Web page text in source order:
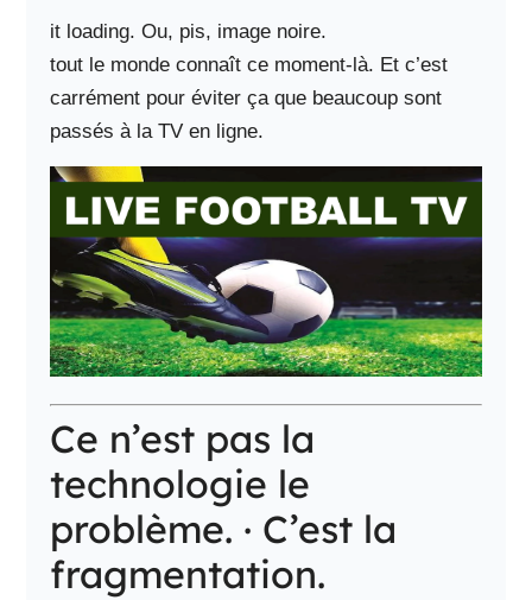
it loading. Ou, pis, image noire.
tout le monde connaît ce moment-là. Et c’est
carrément pour éviter ça que beaucoup sont
passés à la TV en ligne.
Ce n’est pas la
technologie le
problème. · C’est la
fragmentation.